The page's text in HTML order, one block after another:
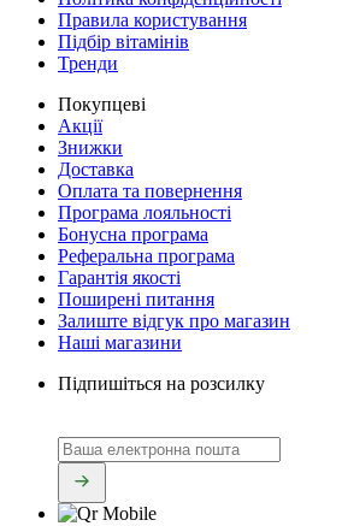
Правила користування
Підбір вітамінів
Тренди
Покупцеві
Акції
Знижки
Доставка
Оплата та повернення
Програма лояльності
Бонусна програма
Реферальна програма
Гарантія якості
Поширені питання
Залиште відгук про магазин
Наші магазини
Підпишіться на розсилку